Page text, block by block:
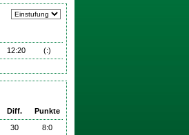
12:20
(:)
Diff.
Punkte
30
8:0